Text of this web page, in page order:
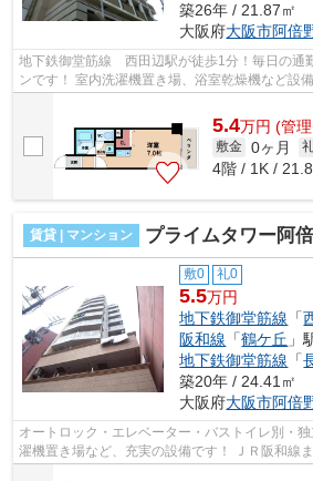
築26年 / 21.87㎡
大阪府大阪市阿倍
地下鉄御堂筋線 西田辺駅が徒歩1分！毎日の通
ンです！ 室内洗濯機置き場、浴室乾燥機など設備も充実！モニター付インタ
5.4万円 (管
敷金 0ヶ月
4階 / 1K /
賃貸 | マンション プライムタワー阿
敷0 礼0
5.5万円
地下鉄御堂筋線 「
阪和線 「鶴ケ丘 」
地下鉄御堂筋線 「
築20年 / 24.41㎡
大阪府大阪市阿倍
オートロック・エレベーター・バストイレ別・
濯機置き場など、充実の設備です！ ＪＲ阪和線まで徒歩1分、御堂筋線も徒